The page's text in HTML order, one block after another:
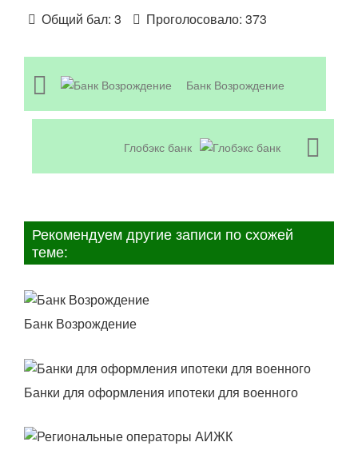
Общий бал: 3 Проголосовало: 373
Банк Возрождение
Глобэкс банк
Рекомендуем другие записи по схожей
теме:
Банк Возрождение
Банки для оформления ипотеки для военного